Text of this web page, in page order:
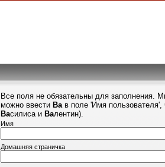
Все поля не обязательны для заполнения.
можно ввести Вав поле 'Имя пользователя',
Василиса и Валентин).
Имя
Домашняя страничка